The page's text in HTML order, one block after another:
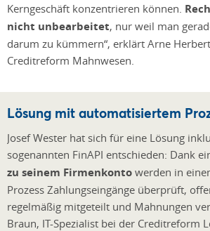
Kerngeschäft konzentrieren können.
nicht unbearbeitet, nur weil man
darum zu kümmern“, erklärt Arne
Creditreform Mahnwesen.
Lösung mit automatisiertem
Josef Wester hat sich für eine Lösung
sogenannten FinAPI entschieden: Dank
zu seinem ­Firmenkonto werden in
Prozess Zahlungseingänge überprüft,
regelmäßig mitgeteilt und Mahnungen
Braun, IT-Spezialist bei der Creditreform